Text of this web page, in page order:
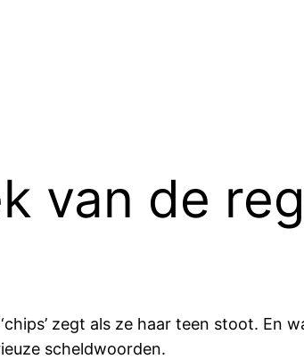
van de
zegt als ze haar teen stoot.
scheldwoorden.